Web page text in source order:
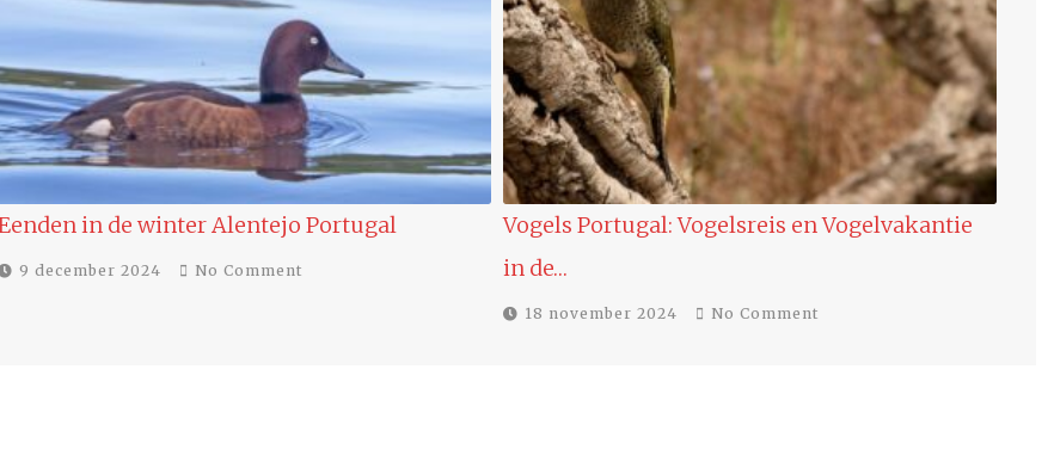
Vogels Portugal: Vogelsreis en Vogelvakantie
in de…
Nieuwe Super Last Minute Aanbieding
17 november 2024